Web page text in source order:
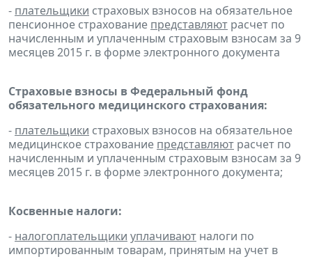
- плательщики страховых взносов на обязательное
пенсионное страхование представляют расчет по
начисленным и уплаченным страховым взносам за 9
месяцев 2015 г. в форме электронного документа
Страховые взносы в Федеральный фонд
обязательного медицинского страхования:
- плательщики страховых взносов на обязательное
медицинское страхование представляют расчет по
начисленным и уплаченным страховым взносам за 9
месяцев 2015 г. в форме электронного документа;
Косвенные налоги:
- налогоплательщики уплачивают налоги по
импортированным товарам, принятым на учет в